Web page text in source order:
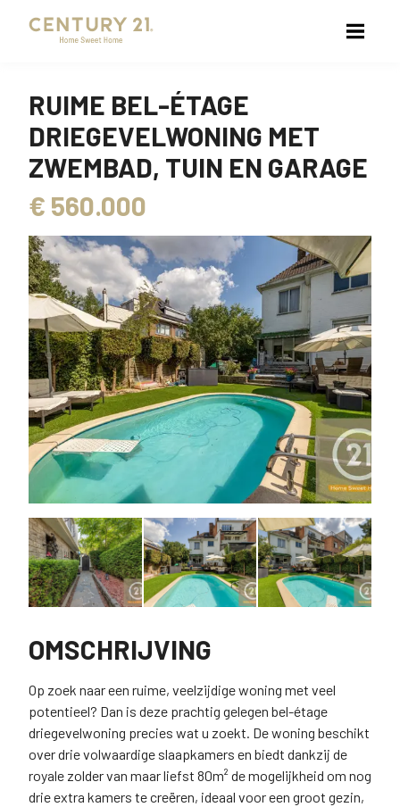
RUIME BEL-ÉTAGE
DRIEGEVELWONING MET
ZWEMBAD, TUIN EN GARAGE
€ 560.000
OMSCHRIJVING
Op zoek naar een ruime, veelzijdige woning met veel
potentieel? Dan is deze prachtig gelegen bel-étage
driegevelwoning precies wat u zoekt. De woning beschikt
over drie volwaardige slaapkamers en biedt dankzij de
royale zolder van maar liefst 80m² de mogelijkheid om nog
drie extra kamers te creëren, ideaal voor een groot gezin,